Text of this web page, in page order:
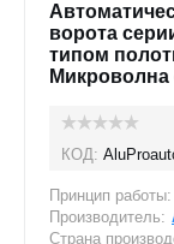
ворота
типом
Микроволна
КОД:
Принцип работы:
Производитель:
Страна